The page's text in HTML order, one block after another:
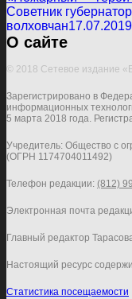
Советник
волховчан17.07.2019
О сайте
© 2018 Сетевое издание
Зарегистрировано в
информационных
5 марта 2018 года.
Учредитель: Общество с
(ОГРН 1174704011492)
Телефон редакции: (812)
Электронная почта
Главный редактор
Настоящий ресурс
Статистика посещаемости